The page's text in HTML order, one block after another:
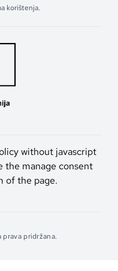
korištenja.
without javascript
the manage consent
of the page.
pridržana.